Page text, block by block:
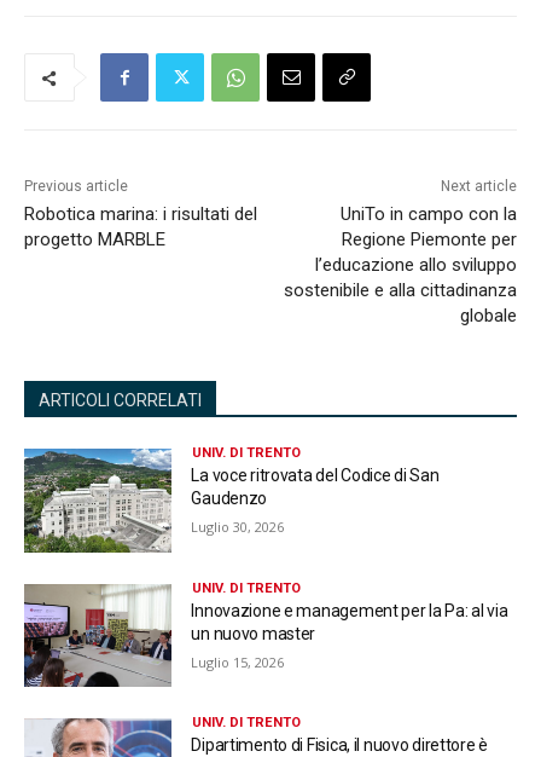
Previous article
Robotica marina: i risultati del
progetto MARBLE
Next article
UniTo in campo con la
Regione Piemonte per
l’educazione allo sviluppo
sostenibile e alla cittadinanza
globale
ARTICOLI CORRELATI
UNIV. DI TRENTO
La voce ritrovata del Codice di San
Gaudenzo
Luglio 30, 2026
UNIV. DI TRENTO
Innovazione e management per la Pa: al via
un nuovo master
Luglio 15, 2026
UNIV. DI TRENTO
Dipartimento di Fisica, il nuovo direttore è